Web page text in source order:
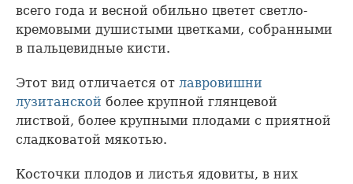
всего года и весной обильно цветет светло-
кремовыми душистыми цветками, собранными
в пальцевидные кисти.
Этот вид отличается от лавровишни
лузитанской более крупной глянцевой
листвой, более крупными плодами с приятной
сладковатой мякотью.
Косточки плодов и листья ядовиты, в них